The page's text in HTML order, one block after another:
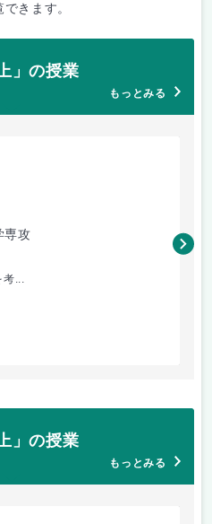
できます。
」の授業
もっとみる
専攻
考...
藤
」の授業
もっとみる